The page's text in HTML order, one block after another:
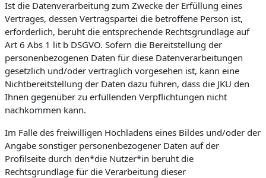
Ist die Datenverarbeitung zum Zwecke der Erfüllung eines
Vertrages, dessen Vertragspartei die betroffene Person ist,
erforderlich, beruht die entsprechende Rechtsgrundlage auf
Art 6 Abs 1 lit b DSGVO. Sofern die Bereitstellung der
personenbezogenen Daten für diese Datenverarbeitungen
gesetzlich und/oder vertraglich vorgesehen ist, kann eine
Nichtbereitstellung der Daten dazu führen, dass die JKU den
Ihnen gegenüber zu erfüllenden Verpflichtungen nicht
nachkommen kann.
Im Falle des freiwilligen Hochladens eines Bildes und/oder der
Angabe sonstiger personenbezogener Daten auf der
Profilseite durch den*die Nutzer*in beruht die
Rechtsgrundlage für die Verarbeitung dieser